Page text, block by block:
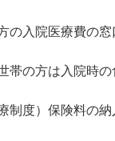
入院医療費の窓
の方は入院時の
制度）保険料の